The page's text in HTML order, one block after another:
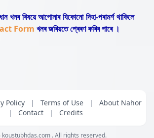
খনৰ বিষয়ে আপোনাৰ যিকোনো দিহা-পৰামৰ্শ থাকিলে
Form খনৰ জৰিয়তে প্ৰেৰণ কৰিব পাৰে ।
Policy | Terms of Use |
About Nahor
|
Contact | Credits
koustubhdas.com . All rights reserved.